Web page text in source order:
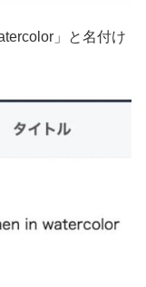
」と名付け